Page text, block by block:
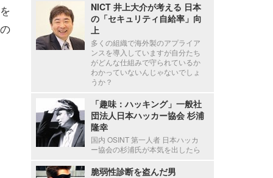
NICT 井上大介が考える 日本
の「セキュリティ自給率」向
上
多くの組織で海外製のアプライア
ンスを導入していますが自分たち
がどんな仕組みで守られているか
わかっていないんじゃないでしょ
うか？
「趣味：ハッキング」一般社
団法人日本ハッカー協会 杉浦
隆幸
国内 OSINT 第一人者 日本ハッカ
ー協会の杉浦氏が本気を出したら
脆弱性診断を盗んだ男